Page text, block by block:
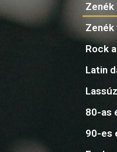
Zenék
Rock
Latin
80-as
90-es